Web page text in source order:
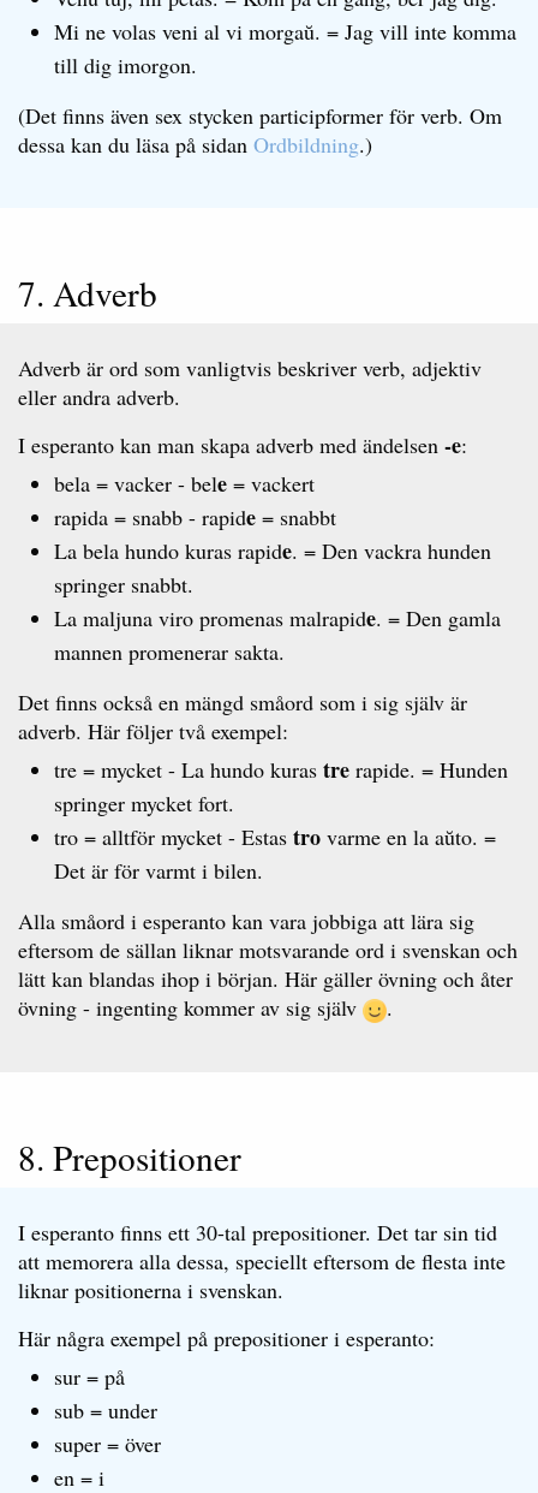
Mi ne volas veni al vi morgaŭ. = Jag vill inte komma
till dig imorgon.
(Det finns även sex stycken participformer för verb. Om
dessa kan du läsa på sidan Ordbildning.)
7. Adverb
Adverb är ord som vanligtvis beskriver verb, adjektiv
eller andra adverb.
I esperanto kan man skapa adverb med ändelsen -e:
bela = vacker - bele = vackert
rapida = snabb - rapide = snabbt
La bela hundo kuras rapide. = Den vackra hunden
springer snabbt.
La maljuna viro promenas malrapide. = Den gamla
mannen promenerar sakta.
Det finns också en mängd småord som i sig själv är
adverb. Här följer två exempel:
tre = mycket - La hundo kuras tre rapide. = Hunden
springer mycket fort.
tro = alltför mycket - Estas tro varme en la aŭto. =
Det är för varmt i bilen.
Alla småord i esperanto kan vara jobbiga att lära sig
eftersom de sällan liknar motsvarande ord i svenskan och
lätt kan blandas ihop i början. Här gäller övning och åter
övning - ingenting kommer av sig själv
.
8. Prepositioner
I esperanto finns ett 30-tal prepositioner. Det tar sin tid
att memorera alla dessa, speciellt eftersom de flesta inte
liknar positionerna i svenskan.
Här några exempel på prepositioner i esperanto:
sur = på
sub = under
super = över
en = i